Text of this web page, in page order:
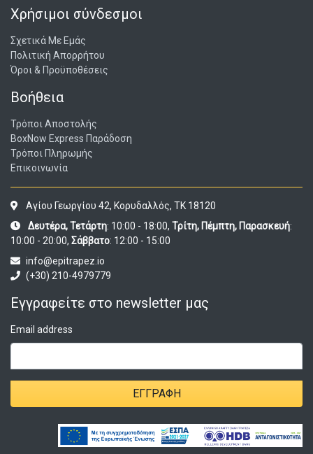
Χρήσιμοι σύνδεσμοι
Σχετικά Με Εμάς
Πολιτική Απορρήτου
Όροι & Προϋποθέσεις
Βοήθεια
Τρόποι Αποστολής
BoxNow Express Παράδοση
Τρόποι Πληρωμής
Επικοινωνία
Αγίου Γεωργίου 42, Κορυδαλλός, ΤΚ 18120
Δευτέρα, Τετάρτη: 10:00 - 18:00, Τρίτη, Πέμπτη, Παρασκευή:
10:00 - 20:00, Σάββατο: 12:00 - 15:00
info@epitrapez.io
(+30) 210-4979779
Εγγραφείτε στο newsletter μας
Email address
ΕΓΓΡΑΦΉ